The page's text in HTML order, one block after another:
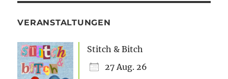
VERANSTALTUNGEN
Stitch & Bitch
27 Aug. 26